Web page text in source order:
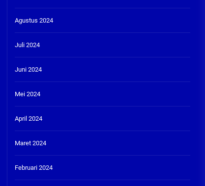
Agustus 2024
Juli 2024
Juni 2024
Mei 2024
April 2024
Maret 2024
Februari 2024